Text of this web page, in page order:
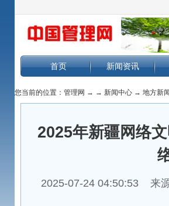
首页 新闻资讯
您当前的位置： 管理网 → → 新闻中心 → 地方新闻
2025年新疆网络
2025-07-24 04:50:53 来